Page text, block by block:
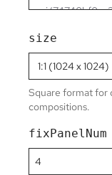
size
Square format for
compositions.
fixPanelNum